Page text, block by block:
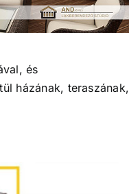
és
házának, teraszának,